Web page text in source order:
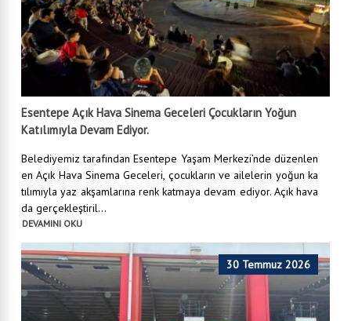
Esentepe Açık Hava Sinema Geceleri Çocukların Yoğun
Katılımıyla Devam Ediyor.
Belediyemiz tarafından Esentepe Yaşam Merkezi’nde düzenlen
en Açık Hava Sinema Geceleri, çocukların ve ailelerin yoğun ka
tılımıyla yaz akşamlarına renk katmaya devam ediyor. Açık hava
da gerçekleştiril...
DEVAMINI OKU
30 Temmuz 2026